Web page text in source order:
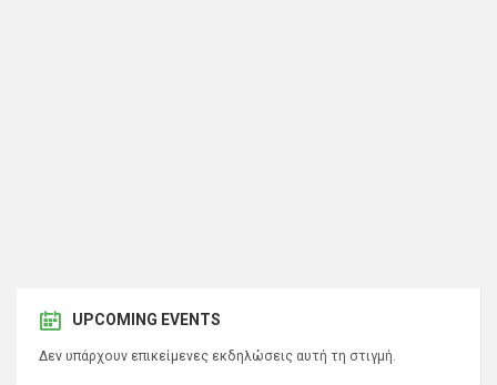
UPCOMING EVENTS
Δεν υπάρχουν επικείμενες εκδηλώσεις αυτή τη στιγμή.